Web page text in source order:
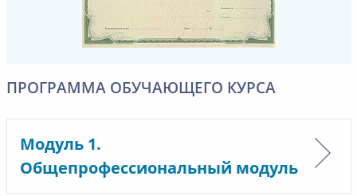
ПРОГРАММА ОБУЧАЮЩЕГО КУРСА
Модуль 1.
Общепрофессиональный модуль